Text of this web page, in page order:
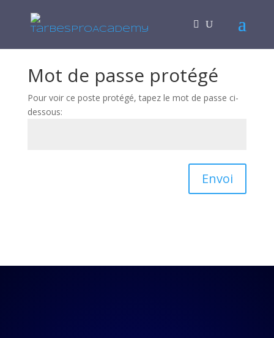
Mot de passe protégé
Pour voir ce poste protégé, tapez le mot de passe ci-
dessous:
Envoi